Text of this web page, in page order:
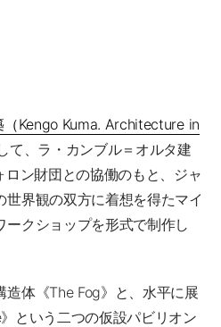
Kengo Kuma. Architecture in
て、ラ・カンブル＝オルタ建
ン財団との協働のもと、ジャ
世界観の双方に着想を得たマイ
ークショップを形式で制作し
体《The Fog》と、水平に展
という二つの仮設パビリオン